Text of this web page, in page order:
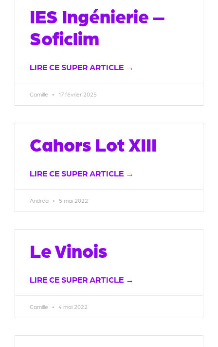
IES Ingénierie –
Soficlim
LIRE CE SUPER ARTICLE →
Camille 17 février 2025
Cahors Lot XIII
LIRE CE SUPER ARTICLE →
Andréa 5 mai 2022
Le Vinois
LIRE CE SUPER ARTICLE →
Camille 4 mai 2022